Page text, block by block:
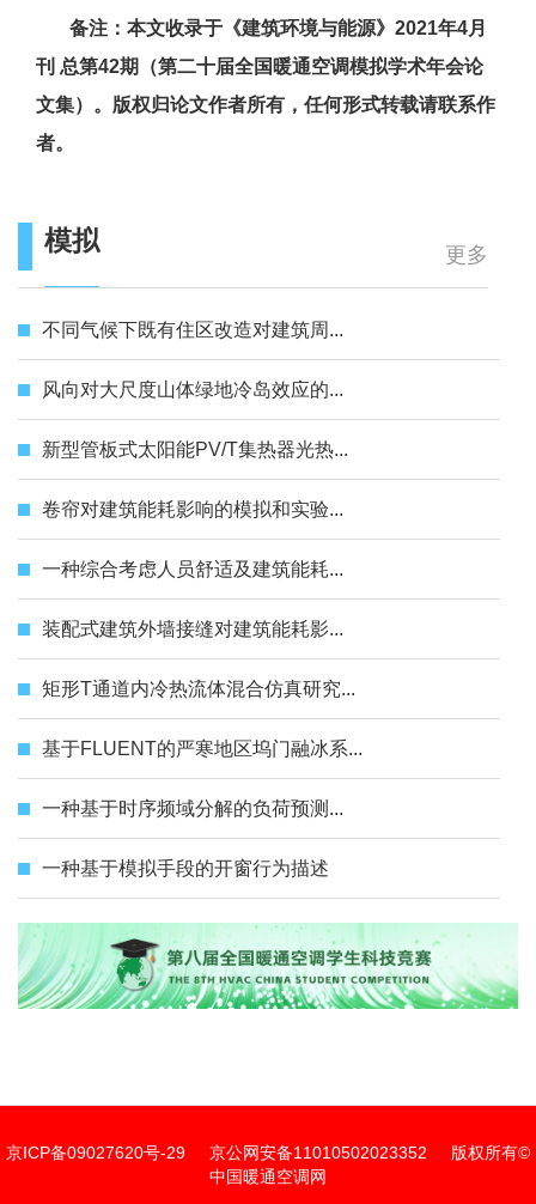
备注：本文收录于《建筑环境与能源》2021年4月
刊 总第42期（第二十届全国暖通空调模拟学术年会论
文集）。版权归论文作者所有，任何形式转载请联系作
者。
模拟 更多
不同气候下既有住区改造对建筑周...
风向对大尺度山体绿地冷岛效应的...
新型管板式太阳能PV/T集热器光热...
卷帘对建筑能耗影响的模拟和实验...
一种综合考虑人员舒适及建筑能耗...
装配式建筑外墙接缝对建筑能耗影...
矩形T通道内冷热流体混合仿真研究...
基于FLUENT的严寒地区坞门融冰系...
一种基于时序频域分解的负荷预测...
一种基于模拟手段的开窗行为描述
京ICP备09027620号-29 京公网安备11010502023352 版权所有©
中国暖通空调网